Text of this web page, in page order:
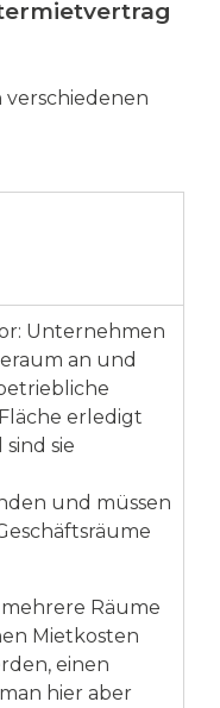
Unternehmen
an und
erledigt
sie
und müssen
Räume
Mietkosten
einen
hier aber